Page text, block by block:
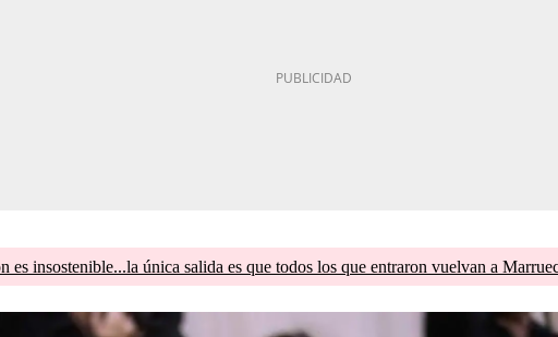
es insostenible...la única salida es que todos los que entraron vuelvan a